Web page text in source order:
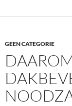
GEEN CATEGORIE